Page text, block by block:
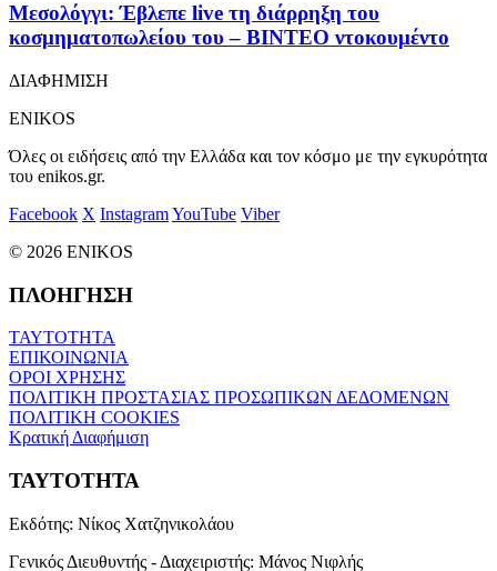
Μεσολόγγι: Έβλεπε live τη διάρρηξη του
κοσμηματοπωλείου του – ΒΙΝΤΕΟ ντοκουμέντο
ΔΙΑΦΗΜΙΣΗ
ENIKOS
Όλες οι ειδήσεις από την Ελλάδα και τον κόσμο με την εγκυρότητα
του enikos.gr.
Facebook X InstagramYouTube Viber
© 2026 ENIKOS
ΠΛΟΗΓΗΣΗ
ΤΑΥΤΟΤΗΤΑ
ΕΠΙΚΟΙΝΩΝΙΑ
ΟΡΟΙ ΧΡΗΣΗΣ
ΠΟΛΙΤΙΚΗ ΠΡΟΣΤΑΣΙΑΣ ΠΡΟΣΩΠΙΚΩΝ ΔΕΔΟΜΕΝΩΝ
ΠΟΛΙΤΙΚΗ COOKIES
Κρατική Διαφήμιση
ΤΑΥΤΟΤΗΤΑ
Εκδότης: Νίκος Χατζηνικολάου
Γενικός Διευθυντής - Διαχειριστής: Μάνος Νιφλής